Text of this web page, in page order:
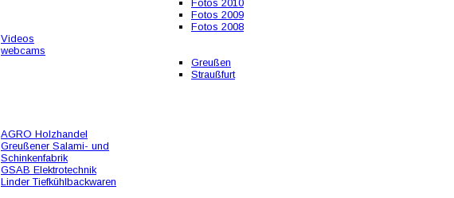
Fotos 2010
Fotos 2009
Fotos 2008
Videos
webcams
Greußen
Straußfurt
AGRO Holzhandel
Greußener Salami- und
Schinkenfabrik
GSAB Elektrotechnik
Linder Tiefkühlbackwaren